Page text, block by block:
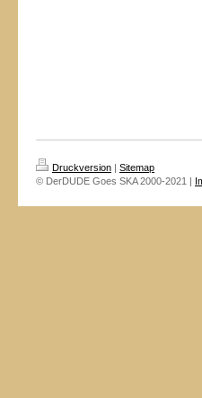
Druckversion | Sitemap
© DerDUDE Goes SKA 2000-2021 |